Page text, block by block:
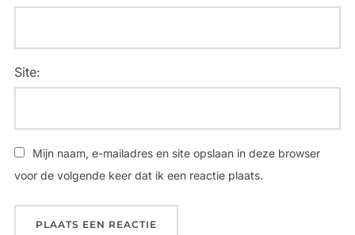
Site:
Mijn naam, e-mailadres en site opslaan in deze browser
voor de volgende keer dat ik een reactie plaats.